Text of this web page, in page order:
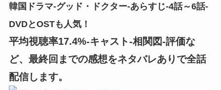
韓国ドラマ-グッド・ドクター-あらすじ-4話～6話-
DVDとOSTも人気！
平均視聴率17.4%-キャスト-相関図-評価な
ど、最終回までの感想をネタバレありで全話
配信します。